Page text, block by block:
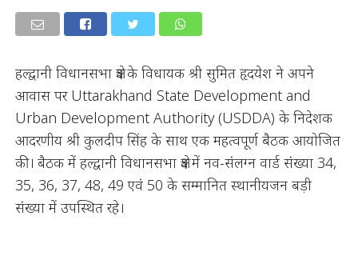
हल्द्वानी विधानसभा क्षेत्र के विधायक श्री सुमित हृदयेश ने अपने
आवास पर Uttarakhand State Development and
Urban Development Authority (USDDA) के निदेशक
आदरणीय श्री कुलदीप सिंह के साथ एक महत्वपूर्ण बैठक आयोजित
की। बैठक में हल्द्वानी विधानसभा क्षेत्र में नव-संलग्न वार्ड संख्या 34,
35, 36, 37, 48, 49 एवं 50 के सम्मानित स्थानीयजन बड़ी
संख्या में उपस्थित रहे।